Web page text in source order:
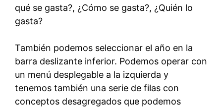
qué se gasta?, ¿Cómo se gasta?, ¿Quién lo
gasta?
También podemos seleccionar el año en la
barra deslizante inferior. Podemos operar con
un menú desplegable a la izquierda y
tenemos también una serie de filas con
conceptos desagregados que podemos